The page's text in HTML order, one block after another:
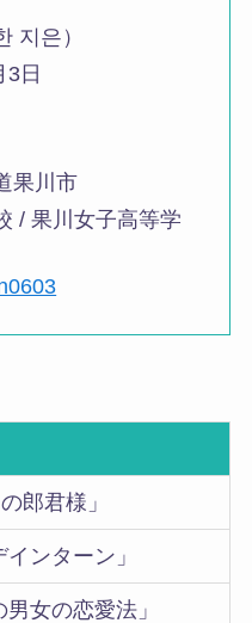
지은）
3日
果川市
/ 果川女子高等学
郎君様」
インターン」
男女の恋愛法」